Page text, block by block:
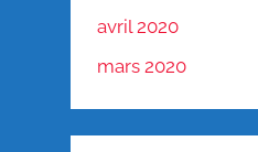
avril 2020
mars 2020